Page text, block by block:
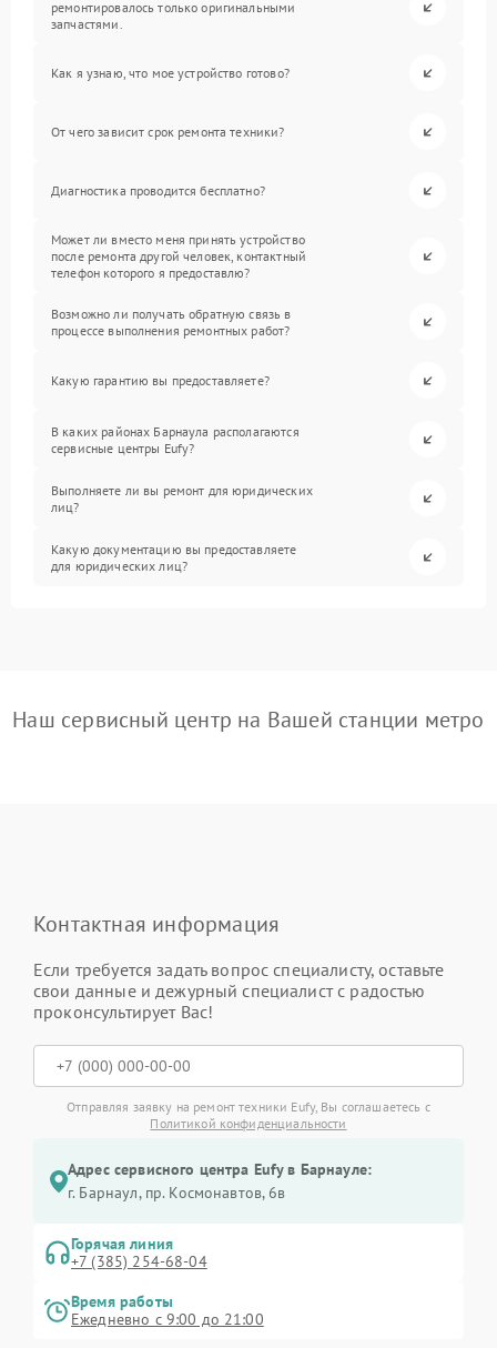
ремонтировалось только оригинальными
запчастями.
Как я узнаю, что мое устройство готово?
От чего зависит срок ремонта техники?
Диагностика проводится бесплатно?
Может ли вместо меня принять устройство
после ремонта другой человек, контактный
телефон которого я предоставлю?
Возможно ли получать обратную связь в
процессе выполнения ремонтных работ?
Какую гарантию вы предоставляете?
В каких районах Барнаула располагаются
сервисные центры Eufy?
Выполняете ли вы ремонт для юридических
лиц?
Какую документацию вы предоставляете
для юридических лиц?
Наш сервисный центр на Вашей станции метро
Контактная информация
Если требуется задать вопрос специалисту, оставьте
свои данные и дежурный специалист с радостью
проконсультирует Вас!
Отправляя заявку на ремонт техники Eufy, Вы соглашаетесь с
Политикой конфиденциальности
Адрес сервисного центра Eufy в Барнауле:
г. Барнаул, ​пр. Космонавтов, 6в
Горячая линия
+7 (385) 254-68-04
Время работы
Ежедневно с 9:00 до 21:00